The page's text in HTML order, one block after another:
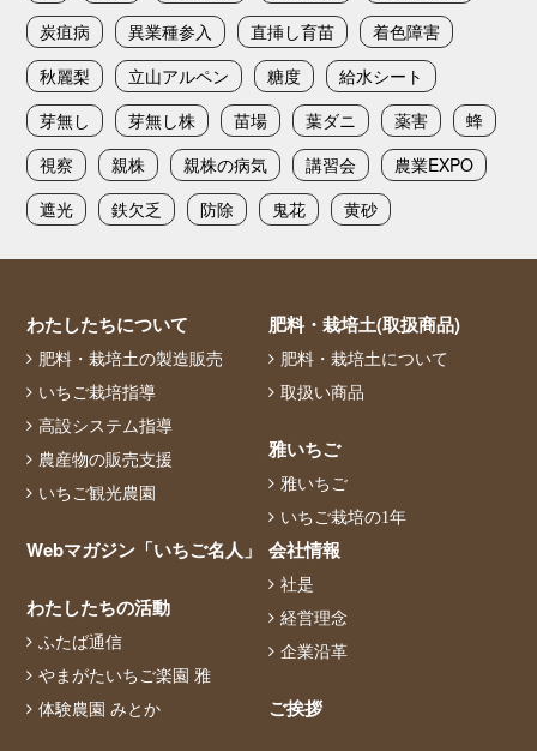
炭疽病
異業種参入 直挿し育苗
着色障害
秋麗梨
立山アルペン 糖度
給水シート
芽無し
芽無し株 苗場 葉ダニ 薬害
蜂
視察
親株 親株の病気 講習会
農業EXPO
遮光
鉄欠乏 防除 鬼花 黄砂
わたしたちについて
肥料・栽培土の製造販売
いちご栽培指導
高設システム指導
農産物の販売支援
いちご観光農園
肥料・栽培土(取扱商品)
肥料・栽培土について
取扱い商品
雅いちご
雅いちご
いちご栽培の1年
Webマガジン「いちご名人」
わたしたちの活動
ふたば通信
やまがたいちご楽園 雅
体験農園 みとか
会社情報
社是
経営理念
企業沿革
ご挨拶